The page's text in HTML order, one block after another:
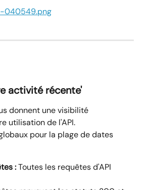
activité récente'
donnent une visibilité
utilisation de l'API.
pour la plage de dates
: Toutes les requêtes d'API